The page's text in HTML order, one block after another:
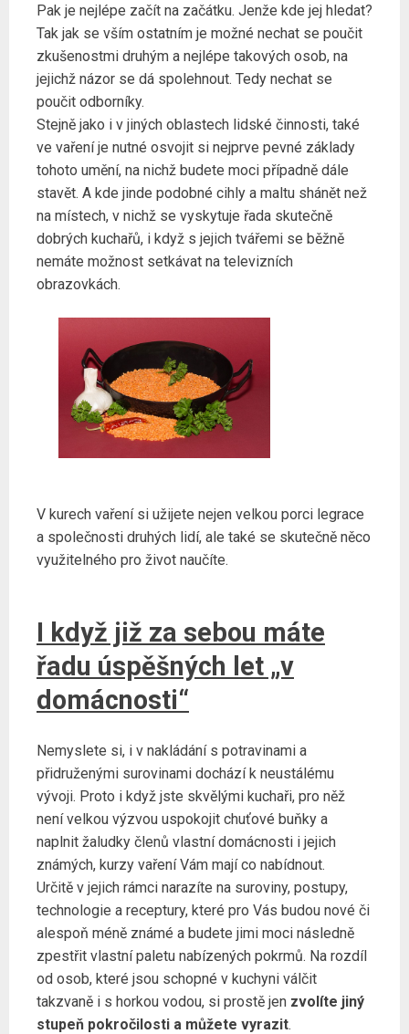
Pak je nejlépe začít na začátku. Jenže kde jej hledat?
Tak jak se vším ostatním je možné nechat se poučit
zkušenostmi druhým a nejlépe takových osob, na
jejichž názor se dá spolehnout. Tedy nechat se
poučit odborníky.
Stejně jako i v jiných oblastech lidské činnosti, také
ve vaření je nutné osvojit si nejprve pevné základy
tohoto umění, na nichž budete moci případně dále
stavět. A kde jinde podobné cihly a maltu shánět než
na místech, v nichž se vyskytuje řada skutečně
dobrých kuchařů, i když s jejich tvářemi se běžně
nemáte možnost setkávat na televizních
obrazovkách.
V kurech vaření si užijete nejen velkou porci legrace
a společnosti druhých lidí, ale také se skutečně něco
využitelného pro život naučíte.
I když již za sebou máte
řadu úspěšných let „v
domácnosti“
Nemyslete si, i v nakládání s potravinami a
přidruženými surovinami dochází k neustálému
vývoji. Proto i když jste skvělými kuchaři, pro něž
není velkou výzvou uspokojit chuťové buňky a
naplnit žaludky členů vlastní domácnosti i jejich
známých, kurzy vaření Vám mají co nabídnout.
Určitě v jejich rámci narazíte na suroviny, postupy,
technologie a receptury, které pro Vás budou nové či
alespoň méně známé a budete jimi moci následně
zpestřit vlastní paletu nabízených pokrmů. Na rozdíl
od osob, které jsou schopné v kuchyni válčit
takzvaně i s horkou vodou, si prostě jen zvolíte jiný
stupeň pokročilosti a můžete vyrazit.